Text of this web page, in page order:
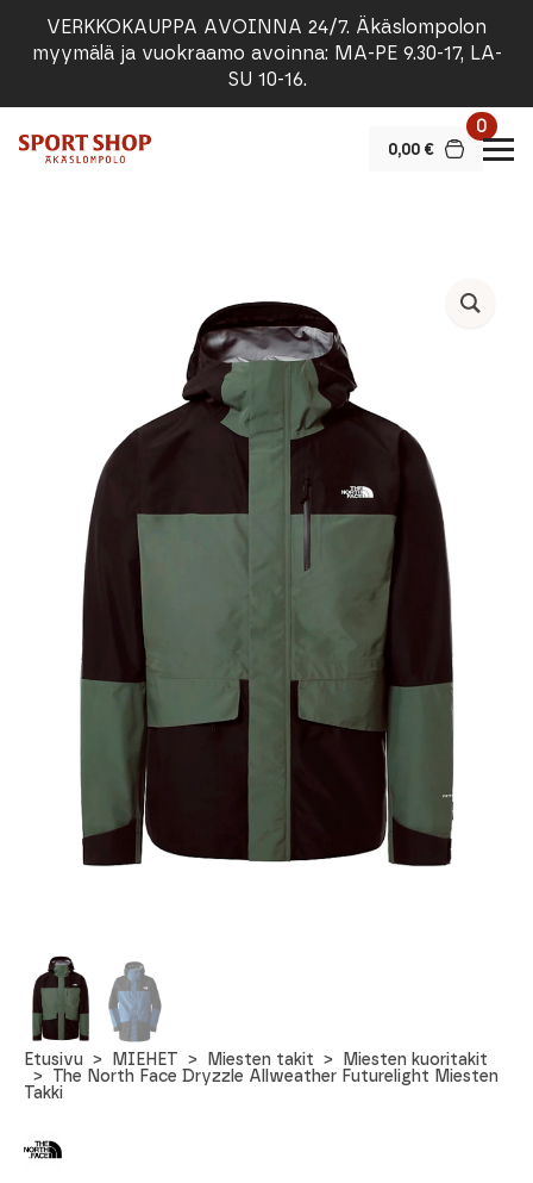
VERKKOKAUPPA AVOINNA 24/7. Äkäslompolon
myymälä ja vuokraamo avoinna: MA-PE 9.30-17, LA-
SU 10-16.
0,00 €
0
Etusivu MIEHET Miesten takit
Miesten kuoritakit
The North Face Dryzzle Allweather Futurelight Miesten
Takki